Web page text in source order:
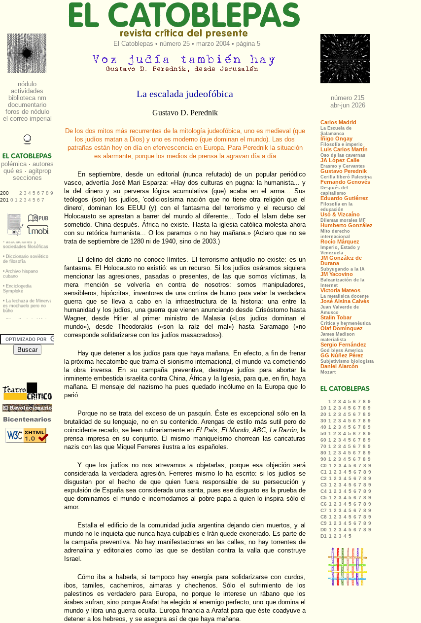
El Catoblepas • número 25 • marzo 2004 • página 5
La escalada judeofóbica
Gustavo D. Perednik
De los dos mitos más recurrentes de la mitología judeofóbica, uno es medieval (que
los judíos matan a Dios) y uno es moderno (que dominan el mundo). Las dos
patrañas están hoy en día en efervescencia en Europa. Para Perednik la situación
es alarmante, porque los medios de prensa la agravan día a día
En septiembre, desde un editorial (nunca refutado) de un popular periódico
vasco, advertía José Mari Esparza: «Hay dos culturas en pugna: la humanista... y
la del dinero y su perversa lógica acumulativa (que) acaba en el arma... Sus
teólogos (son) los judíos, 'codiciosísima nación que no tiene otra religión que el
dinero', dominan los EEUU (y) con el fantasma del terrorismo y el recurso del
Holocausto se aprestan a barrer del mundo al diferente... Todo el Islam debe ser
sometido. China después. África no existe. Hasta la iglesia católica molesta ahora
con su retórica humanista... O los paramos o no hay mañana.» (Aclaro que no se
trata de septiembre de 1280 ni de 1940, sino de 2003.)
El delirio del diario no conoce límites. El terrorismo antijudío no existe: es un
fantasma. El Holocausto no existió: es un recurso. Si los judíos osáramos siquiera
mencionar las agresiones, pasadas o presentes, de las que somos víctimas, la
mera mención se volvería en contra de nosotros: somos manipuladores,
sensibleros, hipócritas, inventores de una cortina de humo para velar la verdadera
guerra que se lleva a cabo en la infraestructura de la historia: una entre la
humanidad y los judíos, una guerra que vienen anunciando desde Crisóstomo hasta
Wagner, desde Hitler al primer ministro de Malasia («Los judíos dominan el
mundo»), desde Theodorakis («son la raíz del mal») hasta Saramago («no
corresponde solidarizarse con los judíos masacrados»).
Hay que detener a los judíos para que haya mañana. En efecto, a fin de frenar
la próxima hecatombe que trama el sionismo internacional, el mundo va cometiendo
la obra inversa. En su campaña preventiva, destruye judíos para abortar la
inminente embestida israelita contra China, África y la Iglesia, para que, en fin, haya
mañana. El mensaje del nazismo ha pues quedado incólume en la Europa que lo
parió.
Porque no se trata del exceso de un pasquín. Éste es excepcional sólo en la
brutalidad de su lenguaje, no en su contenido. Arengas de estilo más sutil pero de
coincidente recado, se leen rutinariamente enEl País, El Mundo, ABC, La Razón, la
prensa impresa en su conjunto. El mismo maniqueísmo chorrean las caricaturas
nazis con las que Miquel Ferreres ilustra a los españoles.
Y que los judíos no nos atrevamos a objetarlas, porque esa objeción será
considerada la verdadera agresión. Ferreres mismo lo ha escrito: si los judíos se
disgustan por el hecho de que quien fuera responsable de su persecución y
expulsión de España sea considerada una santa, pues ese disgusto es la prueba de
que dominamos el mundo e incomodamos al pobre papa a quien lo inspira sólo el
amor.
Estalla el edificio de la comunidad judía argentina dejando cien muertos, y al
mundo no le inquieta que nunca haya culpables e Irán quede exonerado. Es parte de
la campaña preventiva. No hay manifestaciones en las calles, no hay torrentes de
adrenalina y editoriales como las que se destilan contra la valla que construye
Israel.
Cómo iba a haberla, si tampoco hay energía para solidarizarse con curdos,
ibos, tamiles, cachemiros, aimaras y chechenos. Sólo el sufrimiento de los
palestinos es verdadero para Europa, no porque le interese un rábano que los
árabes sufran, sino porque Arafat ha elegido al enemigo perfecto, uno que domina el
mundo y libra una guerra oculta. Europa financia a Arafat para que éste coadyuve a
detener a los hebreos, y se asegura así de que haya mañana.